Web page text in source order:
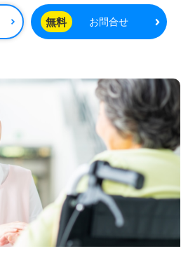
』から徒歩12分の距離にあり、マ
。介護職としての経験を活かした
を実現したい方、やりがいを感じ
て、非常に魅力的な職場です。
関する相談は、気軽に担当のコン
さい。あなたの新しいスタートを
無料 お問合せ